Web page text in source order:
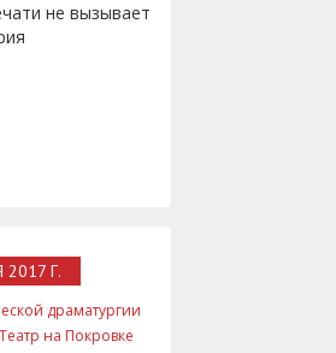
не вызывает
Г.
драматургии
Театр на Покровке